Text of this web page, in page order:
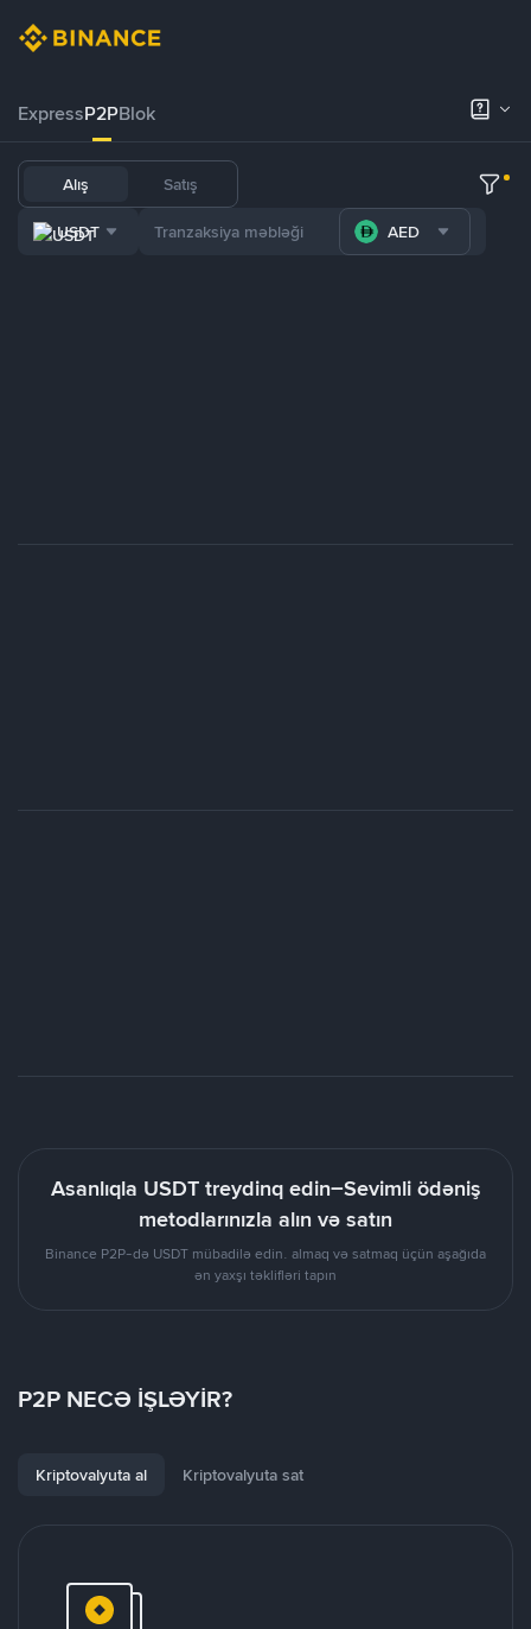
ExpressP2PBlok
Alış Satış
USDT AED
Asanlıqla USDT treydinq edin–Sevimli ödəniş
metodlarınızla alın və satın
Binance P2P-də USDT mübadilə edin. almaq və satmaq üçün aşağıda
ən yaxşı təklifləri tapın
P2P NECƏ İŞLƏYİR?
Kriptovalyuta al Kriptovalyuta sat